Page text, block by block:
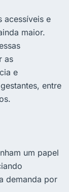
acessíveis e
maior.
as
e
entre
um papel
demanda por